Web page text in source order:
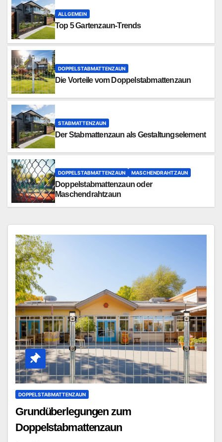
ALLGEMEIN
Top 5 Gartenzaun-Trends
DOPPELSTABMATTENZAUN
Die Vorteile vom Doppelstabmattenzaun
STABMATTENZAUN
Der Stabmattenzaun als Gestaltungselement
DOPPELSTABMATTENZAUN MASCHENDRAHTZAUN
Doppelstabmattenzaun oder
Maschendrahtzaun
DOPPELSTABMATTENZAUN
Grundüberlegungen zum
Doppelstabmattenzaun